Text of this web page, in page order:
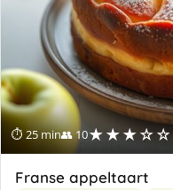
⏱ 25 min👥 10★★★☆☆
Franse appeltaart